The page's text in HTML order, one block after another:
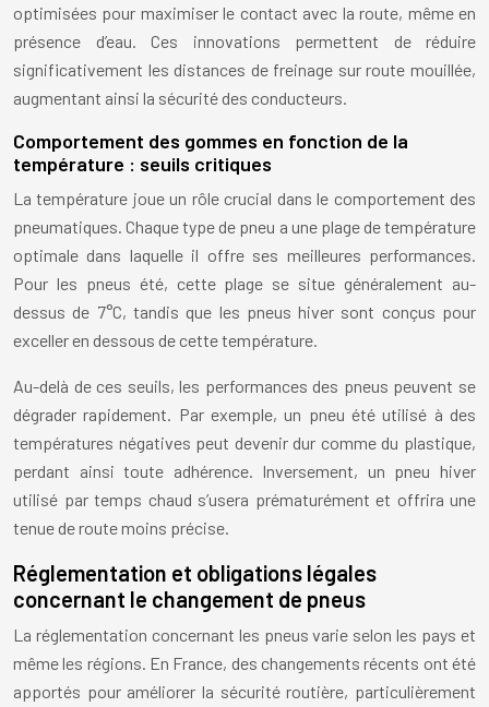
optimisées pour maximiser le contact avec la route, même en
présence d’eau. Ces innovations permettent de réduire
significativement les distances de freinage sur route mouillée,
augmentant ainsi la sécurité des conducteurs.
Comportement des gommes en fonction de la
température : seuils critiques
La température joue un rôle crucial dans le comportement des
pneumatiques. Chaque type de pneu a une plage de température
optimale dans laquelle il offre ses meilleures performances.
Pour les pneus été, cette plage se situe généralement au-
dessus de 7°C, tandis que les pneus hiver sont conçus pour
exceller en dessous de cette température.
Au-delà de ces seuils, les performances des pneus peuvent se
dégrader rapidement. Par exemple, un pneu été utilisé à des
températures négatives peut devenir dur comme du plastique,
perdant ainsi toute adhérence. Inversement, un pneu hiver
utilisé par temps chaud s’usera prématurément et offrira une
tenue de route moins précise.
Réglementation et obligations légales
concernant le changement de pneus
La réglementation concernant les pneus varie selon les pays et
même les régions. En France, des changements récents ont été
apportés pour améliorer la sécurité routière, particulièrement